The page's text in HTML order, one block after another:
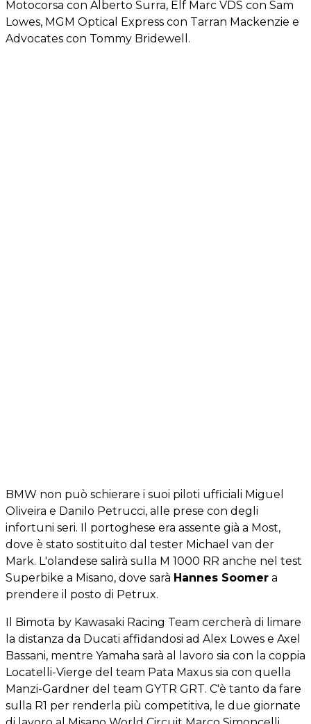
Motocorsa con Alberto Surra, Elf Marc VDS con Sam
Lowes, MGM Optical Express con Tarran Mackenzie e
Advocates con Tommy Bridewell.
BMW non può schierare i suoi piloti ufficiali Miguel
Oliveira e Danilo Petrucci, alle prese con degli
infortuni seri. Il portoghese era assente già a Most,
dove è stato sostituito dal tester Michael van der
Mark. L'olandese salirà sulla M 1000 RR anche nel test
Superbike a Misano, dove sarà Hannes Soomer a
prendere il posto di Petrux.
Il Bimota by Kawasaki Racing Team cercherà di limare
la distanza da Ducati affidandosi ad Alex Lowes e Axel
Bassani, mentre Yamaha sarà al lavoro sia con la coppia
Locatelli-Vierge del team Pata Maxus sia con quella
Manzi-Gardner del team GYTR GRT. C'è tanto da fare
sulla R1 per renderla più competitiva, le due giornate